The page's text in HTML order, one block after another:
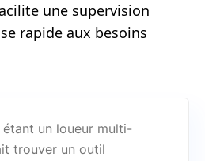
une supervision
rapide aux besoins
un loueur multi-
trouver un outil